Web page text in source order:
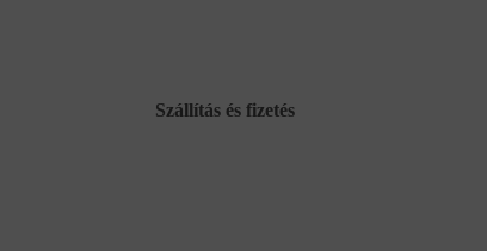
Szállítás és fizetés